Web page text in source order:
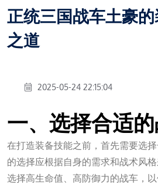
正统三国战车土豪
之道
2025-05-24 22:15:04
一、选择合适
在打造装备技能之前，首先需要选
的选择应根据自身的需求和战术风
选择高生命值、高防御力的战车，